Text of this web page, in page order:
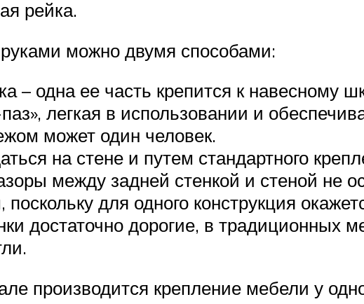
рейка.
можно двумя способами:
– одна ее часть крепится к навесному
легкая в использовании и
может один человек.
на стене и путем стандартного
между задней стенкой и стеной не
поскольку для одного конструкция
достаточно дорогие, в традиционных
производится крепление мебели у